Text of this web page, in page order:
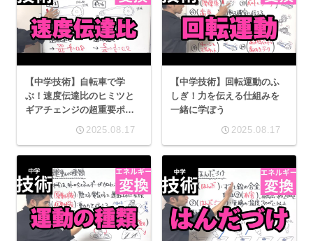
【中学技術】自転車で学
ぶ！速度伝達比のヒミツと
ギアチェンジの超重要ポイ
2025.08.17
【中学技術】回転運動のふ
しぎ！力を伝える仕組みを
一緒に学ぼう
2025.08.17